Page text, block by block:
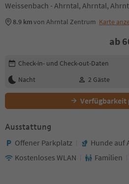
Weissenbach - Ahrntal, Ahrntal,
8.9 kmvon Ahrntal Zentrum Karte
ab
Buchungsdetails bearbeiten
Check-in- und Check-out-Daten
Nacht
2 Gäste
Verfügbarkeit
Ausstattung
Offener Parkplatz
Hunde auf
Kostenloses WLAN
Familien